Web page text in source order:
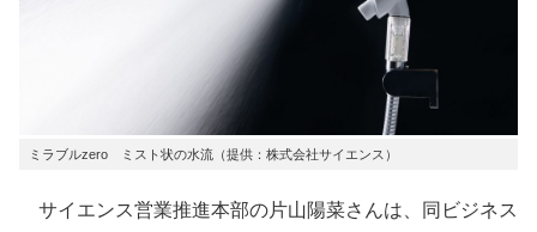
ミラブルzero ミスト状の水流（提供：株式会社サイエンス）
サイエンス営業推進本部の片山陽菜さんは、同ビジネス